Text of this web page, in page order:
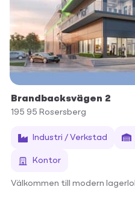
Brandbacksvägen 2
195 95 Rosersberg
Industri / Verkstad
Kontor
Välkommen till modern